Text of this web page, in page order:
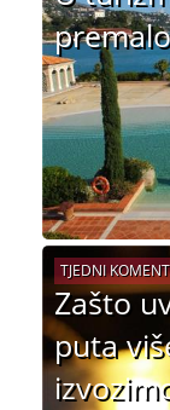
Zašto
puta
TJEDNI